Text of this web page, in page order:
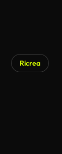
Ricrea